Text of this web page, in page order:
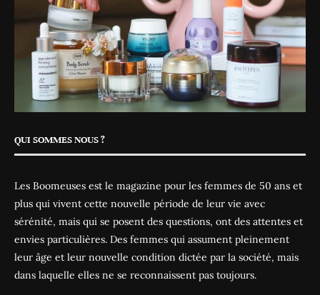
QUI SOMMES NOUS ?
Les Boomeuses est le magazine pour les femmes de 50 ans et
plus qui vivent cette nouvelle période de leur vie avec
sérénité, mais qui se posent des questions, ont des attentes et
envies particulières. Des femmes qui assument pleinement
leur âge et leur nouvelle condition dictée par la société, mais
dans laquelle elles ne se reconnaissent pas toujours.